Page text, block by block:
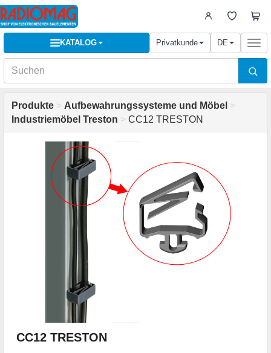
KATALOG Privatkunde DE
Produkte > Aufbewahrungssysteme und Möbel >
Industriemöbel Treston > CC12 TRESTON
CC12 TRESTON